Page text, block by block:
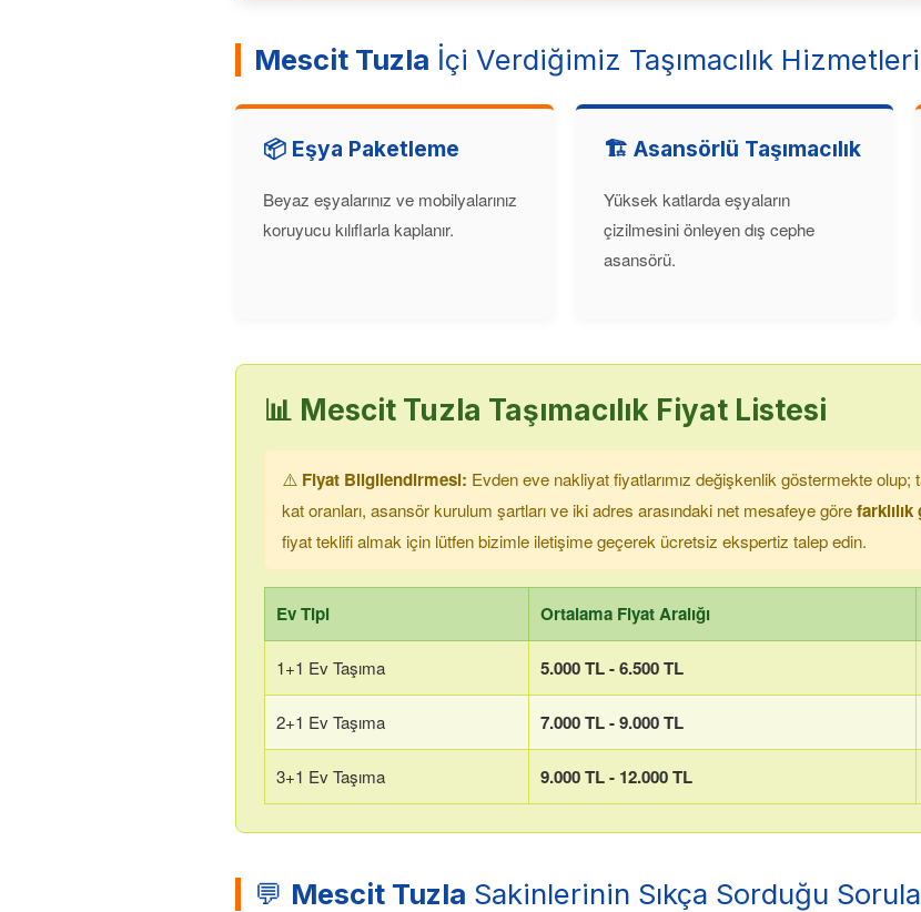
Mescit Tuzla İçi Verdiğimiz Taşımacılık Hizmetleri
📦 Eşya Paketleme
Beyaz eşyalarınız ve mobilyalarınız
koruyucu kılıflarla kaplanır.
🏗️ Asansörlü Taşımacılık
Yüksek katlarda eşyaların
çizilmesini önleyen dış cephe
asansörü.
📊 Mescit Tuzla Taşımacılık Fiyat Listesi
⚠️ Fiyat Bilgilendirmesi: Evden eve nakliyat fiyatlarımız değişkenlik göstermekte olup;
kat oranları, asansör kurulum şartları ve iki adres arasındaki net mesafeye göre
fiyat teklifi almak için lütfen bizimle iletişime geçerek ücretsiz ekspertiz talep edin.
Ev Tipi Ortalama Fiyat Aralığı
1+1 Ev Taşıma 5.000 TL - 6.500 TL
2+1 Ev Taşıma 7.000 TL - 9.000 TL
3+1 Ev Taşıma 9.000 TL - 12.000 TL
💬 Mescit Tuzla Sakinlerinin Sıkça Sorduğu